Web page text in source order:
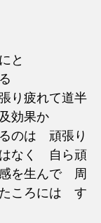
にと
り疲れて道半
効果か
のは　頑張り
なく　自ら頑
を生んで　周
ころには　す